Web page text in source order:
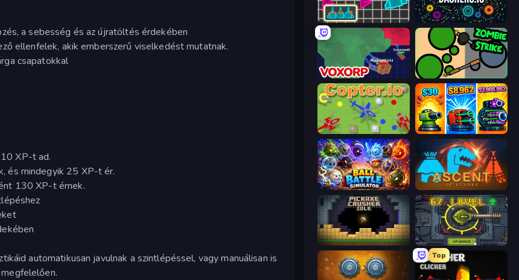
a sebesség és az újratöltés érdekében
ellenfelek, akik emberszerű viselkedést mutatnak.
csapatokkal
XP-t ad.
és mindegyik 25 XP-t ér.
130 XP-t érnek.
automatikusan javulnak a szintlépéssel, vagy manuálisan is
Shape Crusher Dashers.io
Voxorp ZombieStrike
Copter.io Pumpkin Defense: Merge Cannon
Ball Battle Simulator Ascent of Echoes
Pickaxe Crusher Idle Tank Evolution
Top